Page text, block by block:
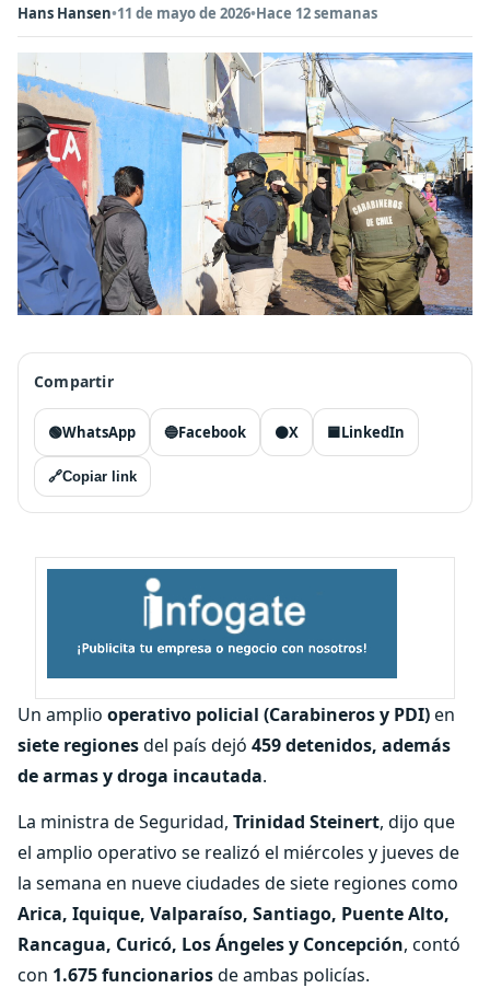
Hans Hansen•11 de mayo de 2026•Hace 12 semanas
Compartir
🟢WhatsApp 🔵Facebook ⚫X 🟦LinkedIn
🔗Copiar link
Un amplio operativo policial (Carabineros y PDI)en
siete regionesdel país dejó 459 detenidos, además
de armas y droga incautada.
La ministra de Seguridad, Trinidad Steinert, dijo que
el amplio operativo se realizó el miércoles y jueves de
la semana en nueve ciudades de siete regiones como
Arica, Iquique, Valparaíso, Santiago, Puente Alto,
Rancagua, Curicó, Los Ángeles y Concepción, contó
con 1.675 funcionariosde ambas policías.